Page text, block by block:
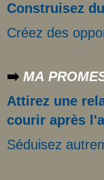
Construisez
Créez des
➡️ MA
Attirez une
courir après
Séduisez